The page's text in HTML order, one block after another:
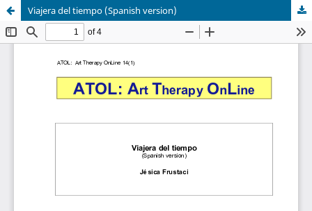
Viajera del tiempo (Spanish version)